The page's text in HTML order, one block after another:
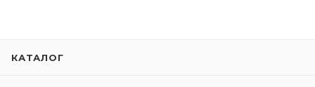
КАТАЛОГ